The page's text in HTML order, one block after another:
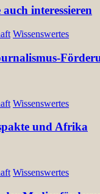
interessieren
Wissenswertes
Wissenswertes
und Afrika
Wissenswertes